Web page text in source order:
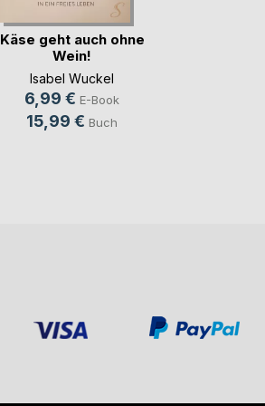
Käse geht auch ohne
Wein!
Isabel Wuckel
6,99 € E-Book
15,99 € Buch